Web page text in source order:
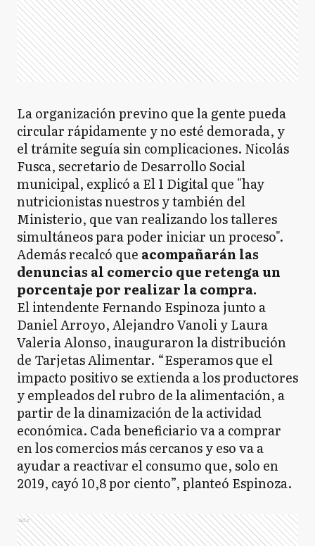
La organización previno que la gente pueda
circular rápidamente y no esté demorada, y
el trámite seguía sin complicaciones. Nicolás
Fusca, secretario de Desarrollo Social
municipal, explicó a El 1 Digital que "hay
nutricionistas nuestros y también del
Ministerio, que van realizando los talleres
simultáneos para poder iniciar un proceso".
Además recalcó que acompañarán las
denuncias al comercio que retenga un
porcentaje por realizar la compra.
El intendente Fernando Espinoza junto a
Daniel Arroyo, Alejandro Vanoli y Laura
Valeria Alonso, inauguraron la distribución
de Tarjetas Alimentar. “Esperamos que el
impacto positivo se extienda a los productores
y empleados del rubro de la alimentación, a
partir de la dinamización de la actividad
económica. Cada beneficiario va a comprar
en los comercios más cercanos y eso va a
ayudar a reactivar el consumo que, solo en
2019, cayó 10,8 por ciento”, planteó Espinoza.
Ads